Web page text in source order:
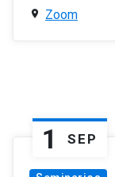
Zoom
1 SEP